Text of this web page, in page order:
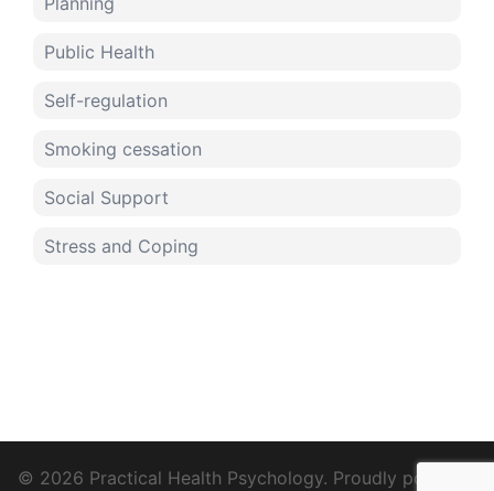
Public Health
Self-regulation
Smoking cessation
Social Support
Stress and Coping
© 2026 Practical Health Psychology. Proudly powered